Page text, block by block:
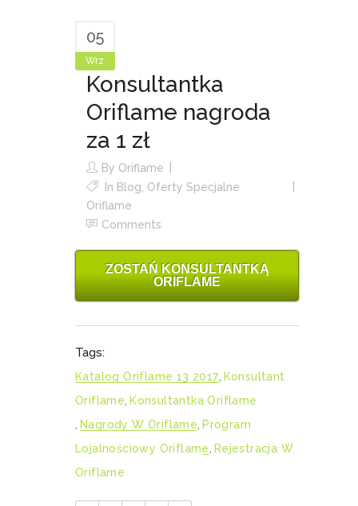
05
Wrz
Konsultantka
Oriflame nagroda
za 1 zł
By Oriflame
In Blog Oferty Specjalne
Oriflame
Comments
ZOSTAŃ KONSULTANTKĄ
ORIFLAME
Tags:
Katalog Oriflame 13 2017 Konsultant
Oriflame Konsultantka Oriflame
Nagrody W Oriflame Program
Lojalnościowy Oriflame
Rejestracja W
Oriflame